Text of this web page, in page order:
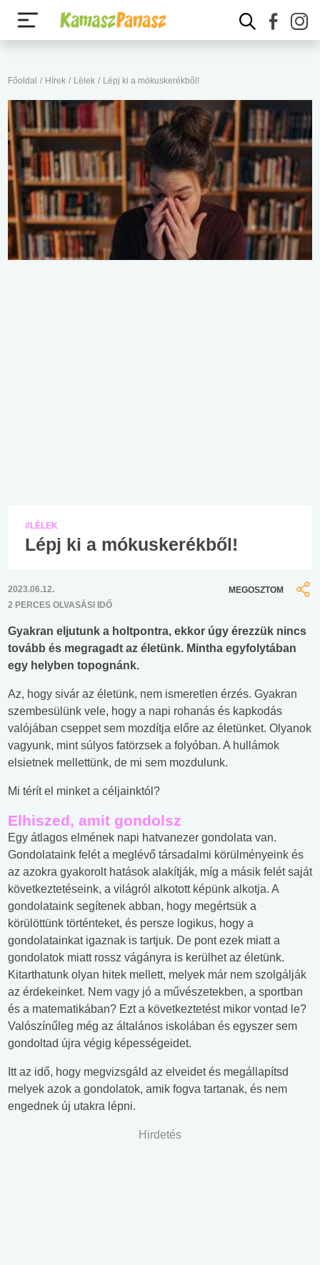
Főoldal / Hírek / Lélek / Lépj ki a mókuskerékből!
#LÉLEK
Lépj ki a mókuskerékből!
2023.06.12.
2 PERCES OLVASÁSI IDŐ
MEGOSZTOM
Gyakran eljutunk a holtpontra, ekkor úgy érezzük nincs
tovább és megragadt az életünk. Mintha egyfolytában
egy helyben topognánk.
Az, hogy sivár az életünk, nem ismeretlen érzés. Gyakran
szembesülünk vele, hogy a napi rohanás és kapkodás
valójában cseppet sem mozdítja előre az életünket. Olyanok
vagyunk, mint súlyos fatörzsek a folyóban. A hullámok
elsietnek mellettünk, de mi sem mozdulunk.
Mi térít el minket a céljainktól?
Elhiszed, amit gondolsz
Egy átlagos elmének napi hatvanezer gondolata van.
Gondolataink felét a meglévő társadalmi körülményeink és
az azokra gyakorolt hatások alakítják, míg a másik felét saját
következtetéseink, a világról alkotott képünk alkotja. A
gondolataink segítenek abban, hogy megértsük a
körülöttünk történteket, és persze logikus, hogy a
gondolatainkat igaznak is tartjuk. De pont ezek miatt a
gondolatok miatt rossz vágányra is kerülhet az életünk.
Kitarthatunk olyan hitek mellett, melyek már nem szolgálják
az érdekeinket. Nem vagy jó a művészetekben, a sportban
és a matematikában? Ezt a következtetést mikor vontad le?
Valószínűleg még az általános iskolában és egyszer sem
gondoltad újra végig képességeidet.
Itt az idő, hogy megvizsgáld az elveidet és megállapítsd
melyek azok a gondolatok, amik fogva tartanak, és nem
engednek új utakra lépni.
Hirdetés